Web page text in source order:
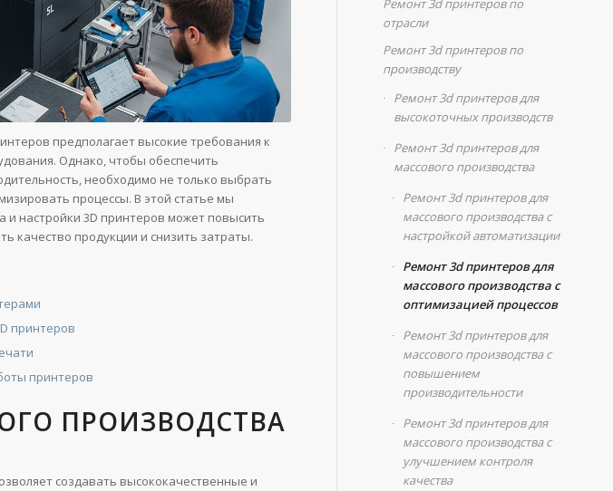
предполагает высокие требования к
Однако, чтобы обеспечить
необходимо не только выбрать
процессы. В этой статье мы
и настройки 3D принтеров может повысить
качество продукции и снизить затраты.
принтеров
принтеров
ПРОИЗВОДСТВА
создавать высококачественные и
Ремонт 3d принтеров по
отрасли
Ремонт 3d принтеров по
производству
Ремонт 3d принтеров для
высокоточных производств
Ремонт 3d принтеров для
массового производства
Ремонт 3d принтеров для
массового производства с
настройкой автоматизации
Ремонт 3d принтеров для
массового производства с
оптимизацией процессов
Ремонт 3d принтеров для
массового производства с
повышением
производительности
Ремонт 3d принтеров для
массового производства с
улучшением контроля
качества